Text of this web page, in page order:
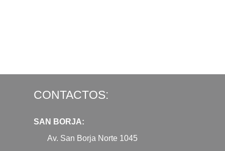
CONTACTOS:
SAN BORJA:
Av. San Borja Norte 1045